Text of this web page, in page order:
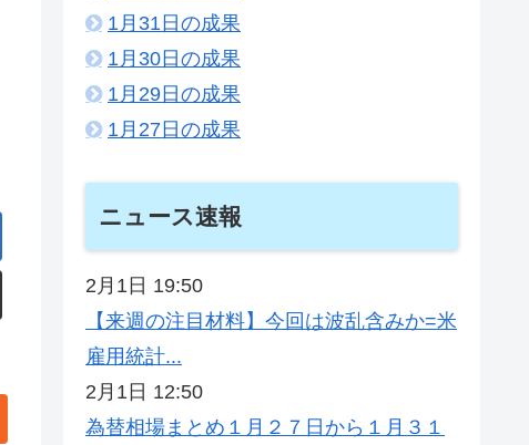
1月31日の成果
1月30日の成果
1月29日の成果
1月27日の成果
ニュース速報
2月1日 19:50
【来週の注目材料】今回は波乱含みか=米
雇用統計...
2月1日 12:50
為替相場まとめ１月２７日から１月３１